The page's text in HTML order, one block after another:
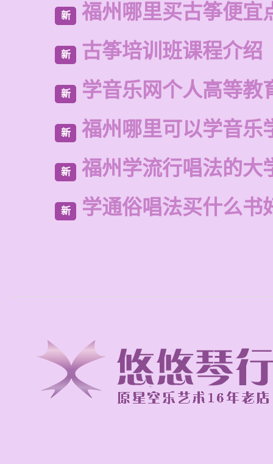
新 福州哪里买古筝便宜
新 古筝培训班课程介绍
新 学音乐网个人高等教
新 福州哪里可以学音乐
新 福州学流行唱法的大
新 学通俗唱法买什么书